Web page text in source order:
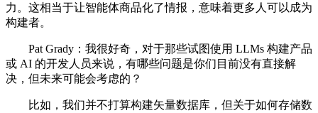
力。这相当于让智能体商品化了情报，意味着更多人可以成为
构建者。
Pat Grady：我很好奇，对于那些试图使用 LLMs 构建产品
或 AI 的开发人员来说，有哪些问题是你们目前没有直接解
决，但未来可能会考虑的？
比如，我们并不打算构建矢量数据库，但关于如何存储数